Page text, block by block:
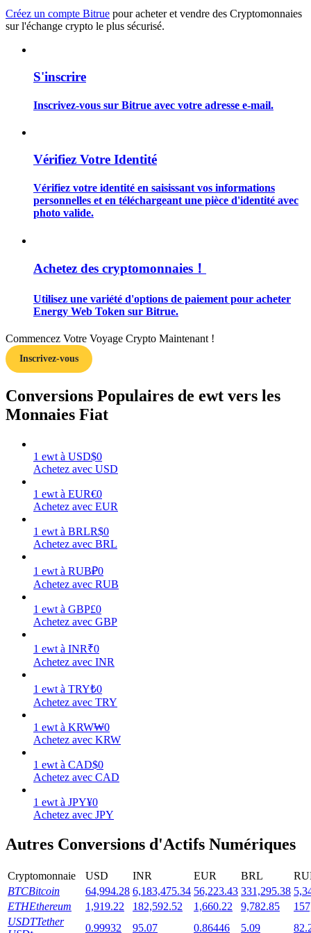
Guide
Guide de démarrage des contrats à terme
Apprenez à rester rentable
Cochon de puissance
Jalonnement
Des rendements élevés et un accès instantané
Staking flexible pour gagner des jetons populaires
Créez un compte Bitrue pour acheter et vendre des Cryptomonnaies
sur l'échange crypto le plus sécurisé.
S'inscrire
Inscrivez-vous sur Bitrue avec votre adresse e-mail.
Vérifiez Votre Identité
Vérifiez votre identité en saisissant vos informations
personnelles et en téléchargeant une pièce d'identité avec
photo valide.
Achetez des cryptomonnaies！
Utilisez une variété d'options de paiement pour acheter
Energy Web Token sur Bitrue.
Commencez Votre Voyage Crypto Maintenant !
Inscrivez-vous
Conversions Populaires de ewt vers les
Monnaies Fiat
1 ewt à USD$0
Achetez avec USD
1 ewt à EUR€0
Achetez avec EUR
1 ewt à BRLR$0
Achetez avec BRL
1 ewt à RUB₽0
Achetez avec RUB
1 ewt à GBP£0
Achetez avec GBP
1 ewt à INR₹0
Achetez avec INR
1 ewt à TRY₺0
Achetez avec TRY
1 ewt à KRW₩0
Achetez avec KRW
1 ewt à CAD$0
Achetez avec CAD
1 ewt à JPY¥0
Achetez avec JPY
Autres Conversions d'Actifs Numériques
Cryptomonnaie USD INR EUR BRL
BTCBitcoin 64,994.28 6,183,475.34 56,223.43 331,295.38
ETHEthereum 1,919.22 182,592.52 1,660.22 9,782.85
USDTTether
0.99932 95.07 0.86446 5.09